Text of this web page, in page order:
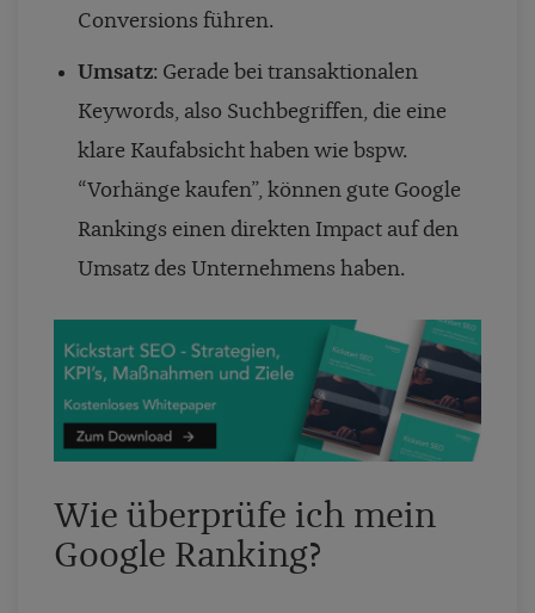
Conversions führen.
Umsatz: Gerade bei transaktionalen
Keywords, also Suchbegriffen, die eine
klare Kaufabsicht haben wie bspw.
“Vorhänge kaufen”, können gute Google
Rankings einen direkten Impact auf den
Umsatz des Unternehmens haben.
Wie überprüfe ich mein
Google Ranking?